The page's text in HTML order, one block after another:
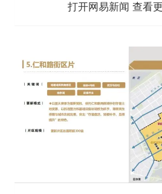
打开网易新闻 查看